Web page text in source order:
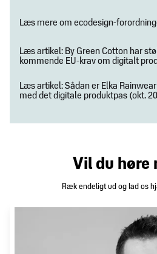
Læs mere om ecodesign-
Læs artikel: By Green Cotton har
kommende EU-krav om digitalt
Læs artikel: Sådan er Elka
med det digitale produktpas (okt.
Vil du høre
Ræk endeligt ud og lad os